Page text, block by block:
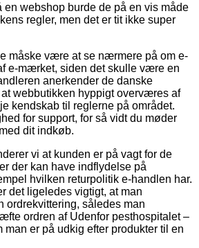
en webshop burde de på en vis måde
regler, men det er tit ikke super
måske være at se nærmere på om e-
e-mærket, siden det skulle være en
anerkender de danske
webbutikken hyppigt overværes af
kendskab til reglerne på området.
for support, for så vidt du møder
dit indkøb.
vi at kunden er på vagt for de
der kan have indflydelse på
hvilken returpolitik e-handlen har.
det ligeledes vigtigt, at man
ordrekvittering, således man
ordren af Udenfor pesthospitalet –
er på udkig efter produkter til en